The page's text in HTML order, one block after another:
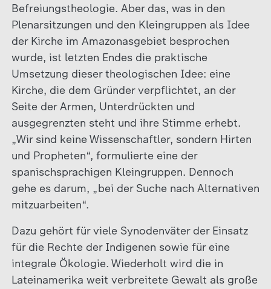
Befreiungstheologie. Aber das, was in den
Plenarsitzungen und den Kleingruppen als Idee
der Kirche im Amazonasgebiet besprochen
wurde, ist letzten Endes die praktische
Umsetzung dieser theologischen Idee: eine
Kirche, die dem Gründer verpflichtet, an der
Seite der Armen, Unterdrückten und
ausgegrenzten steht und ihre Stimme erhebt.
„Wir sind keine Wissenschaftler, sondern Hirten
und Propheten“, formulierte eine der
spanischsprachigen Kleingruppen. Dennoch
gehe es darum, „bei der Suche nach Alternativen
mitzuarbeiten“.
Dazu gehört für viele Synodenväter der Einsatz
für die Rechte der Indigenen sowie für eine
integrale Ökologie. Wiederholt wird die in
Lateinamerika weit verbreitete Gewalt als große